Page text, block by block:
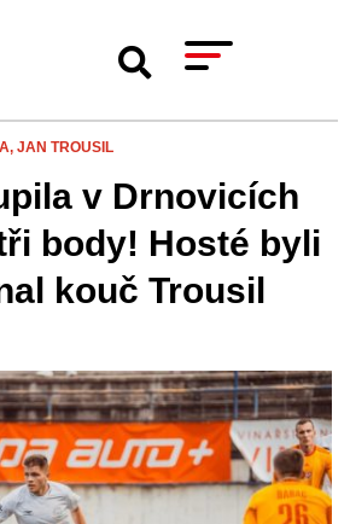
JAN TROUSIL
v Drnovicích
body! Hosté byli
kouč Trousil